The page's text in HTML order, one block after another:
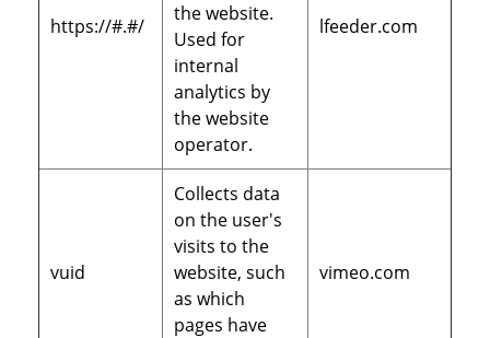
https://#.#/
the website.
Used for
internal
analytics by
the website
operator.
lfeeder.com
vuid
Collects data
on the user's
visits to the
website, such
as which
pages have
vimeo.com